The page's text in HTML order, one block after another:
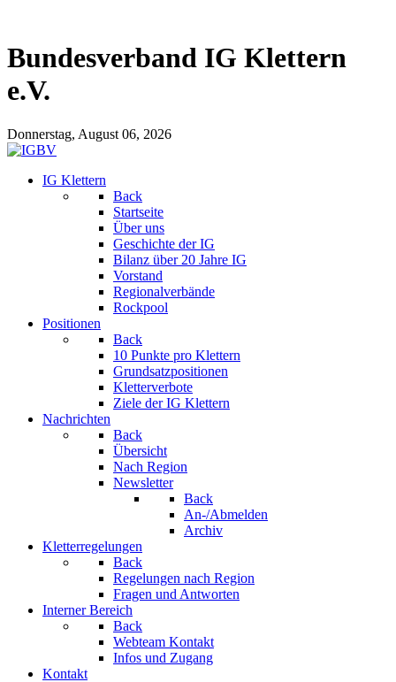
Bundesverband IG Klettern
e.V.
Donnerstag, August 06, 2026
IG Klettern
Back
Startseite
Über uns
Geschichte der IG
Bilanz über 20 Jahre IG
Vorstand
Regionalverbände
Rockpool
Positionen
Back
10 Punkte pro Klettern
Grundsatzpositionen
Kletterverbote
Ziele der IG Klettern
Nachrichten
Back
Übersicht
Nach Region
Newsletter
Back
An-/Abmelden
Archiv
Kletterregelungen
Back
Regelungen nach Region
Fragen und Antworten
Interner Bereich
Back
Webteam Kontakt
Infos und Zugang
Kontakt